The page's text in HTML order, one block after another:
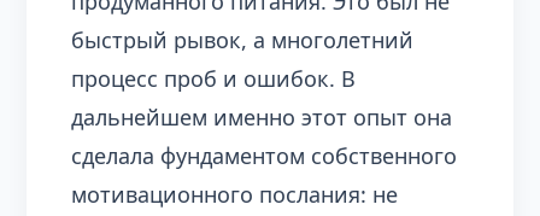
быстрый рывок, а многолетний
процесс проб и ошибок. В
дальнейшем именно этот опыт она
сделала фундаментом собственного
мотивационного послания: не